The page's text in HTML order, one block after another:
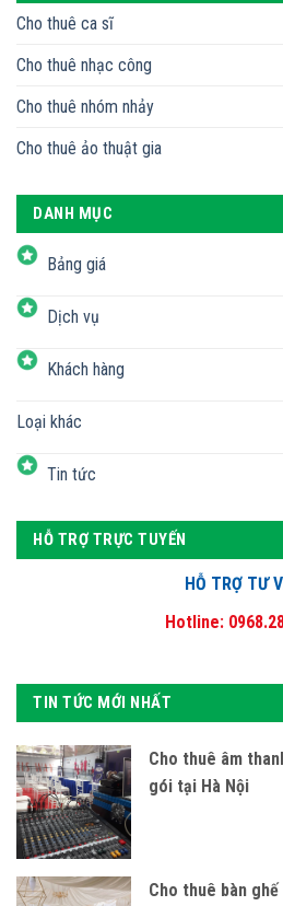
Cho thuê ca sĩ
Cho thuê nhạc công
Cho thuê nhóm nhảy
Cho thuê ảo thuật gia
DANH MỤC
Bảng giá
Dịch vụ
Khách hàng
Loại khác
Tin tức
HỖ TRỢ TRỰC TUYẾN
HỖ TRỢ TƯ
Hotline:
TIN TỨC MỚI NHẤT
Cho thuê âm
gói tại Hà Nội
Cho thuê bàn